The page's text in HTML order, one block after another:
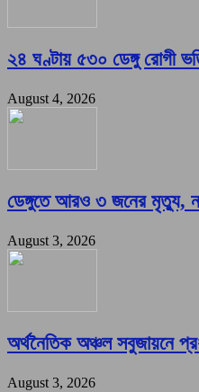
২৪ ঘণ্টায় ৫৩০ ডেঙ্গু রোগী
August 4, 2026
ডেঙ্গুতে আরও ৩ জনের মৃত্যু,
August 3, 2026
অর্থনৈতিক অঞ্চল সবুজায়নে
August 3, 2026